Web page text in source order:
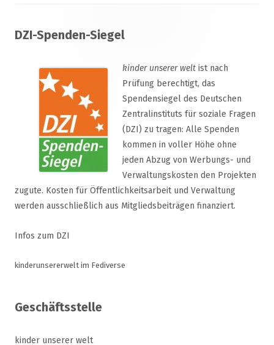
Inhalt
DZI-Spenden-Siegel
kinder unserer welt ist nach
Prüfung berechtigt, das
Spendensiegel des Deutschen
Zentralinstituts für soziale Fragen
(DZI) zu tragen: Alle Spenden
kommen in voller Höhe ohne
jeden Abzug von Werbungs- und
Verwaltungskosten den Projekten
zugute. Kosten für Öffentlichkeitsarbeit und Verwaltung
werden ausschließlich aus Mitgliedsbeiträgen finanziert.
Infos zum DZI
kinderunsererwelt im Fediverse
Geschäftsstelle
kinder unserer welt